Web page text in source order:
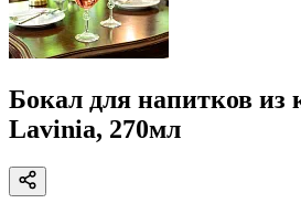
Бокал для напитков из
Lavinia, 270мл